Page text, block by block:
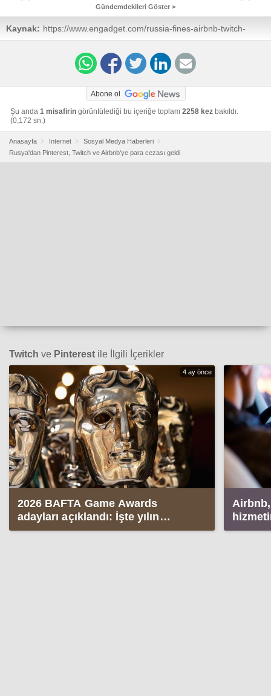
Gündemdekileri Göster >
Kaynak: https://www.engadget.com/russia-fines-airbnb-twitch-
pinterest-local-data-155936863.html
Abone ol
Şu anda 1 misafirin görüntülediği bu içeriğe toplam 2258 kez bakıldı.
(0,172 sn.)
Anasayfa Internet
Sosyal Medya Haberleri
Rusya'dan Pinterest, Twitch ve Airbnb'ye para cezası geldi
Twitch ve Pinterest ile İlgili İçerikler
4 ay önce
2026 BAFTA Game Awards
adayları açıklandı: İşte yılın
oyunları